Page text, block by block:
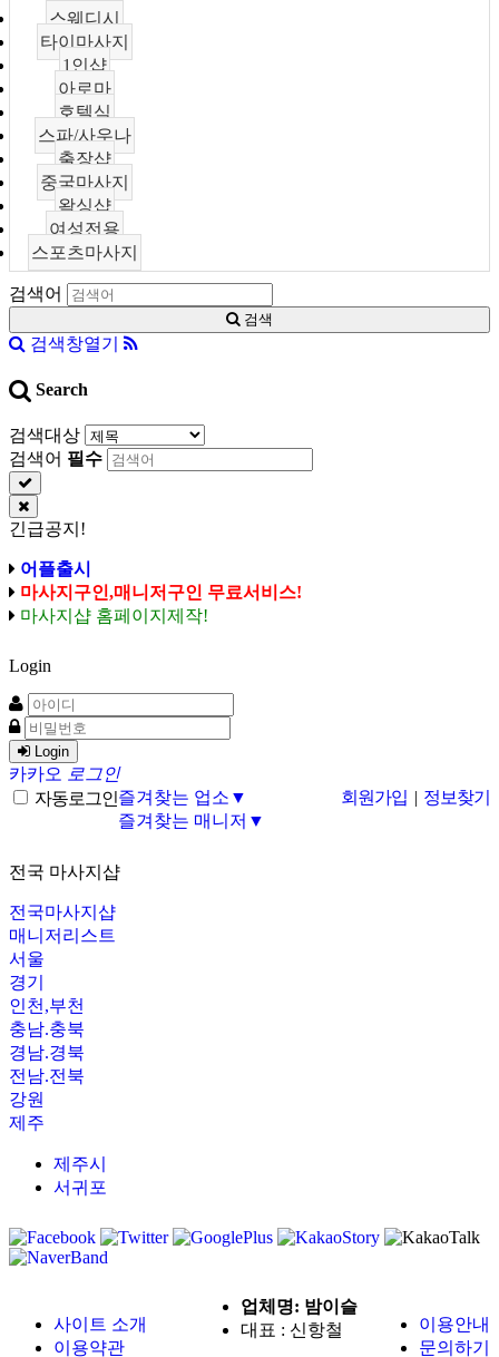
스웨디시
타이마사지
1인샵
아로마
호텔식
스파/사우나
출장샵
중국마사지
왁싱샵
여성전용
스포츠마사지
검색어
검색
검색창열기
Search
검색대상
검색어 필수
긴급공지!
어플출시
마사지구인,매니저구인 무료서비스!
마사지샵 홈페이지제작!
Login
Login
카카오 로그인
자동로그인
회원가입 | 정보찾기
즐겨찾는 업소▼
즐겨찾는 매니저▼
전국 마사지샵
전국마사지샵
매니저리스트
서울
경기
인천,부천
충남.충북
경남.경북
전남.전북
강원
제주
제주시
서귀포
사이트 소개
이용약관
이용안내
문의하기
업체명: 밤이슬
대표 : 신항철